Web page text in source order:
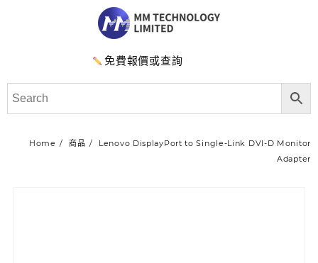
免費報價或查詢
Home 商品
Lenovo DisplayPort to Single-Link DVI-D Monitor
Adapter